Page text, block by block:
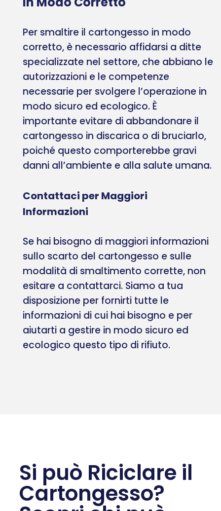
Per smaltire il cartongesso in modo
corretto, è necessario affidarsi a ditte
specializzate nel settore, che abbiano le
autorizzazioni e le competenze
necessarie per svolgere l’operazione in
modo sicuro ed ecologico. È
importante evitare di abbandonare il
cartongesso in discarica o di bruciarlo,
poiché questo comporterebbe gravi
danni all’ambiente e alla salute umana.
Contattaci per Maggiori
Informazioni
Se hai bisogno di maggiori informazioni
sullo scarto del cartongesso e sulle
modalità di smaltimento corrette, non
esitare a contattarci. Siamo a tua
disposizione per fornirti tutte le
informazioni di cui hai bisogno e per
aiutarti a gestire in modo sicuro ed
ecologico questo tipo di rifiuto.
Si può Riciclare il
Cartongesso?